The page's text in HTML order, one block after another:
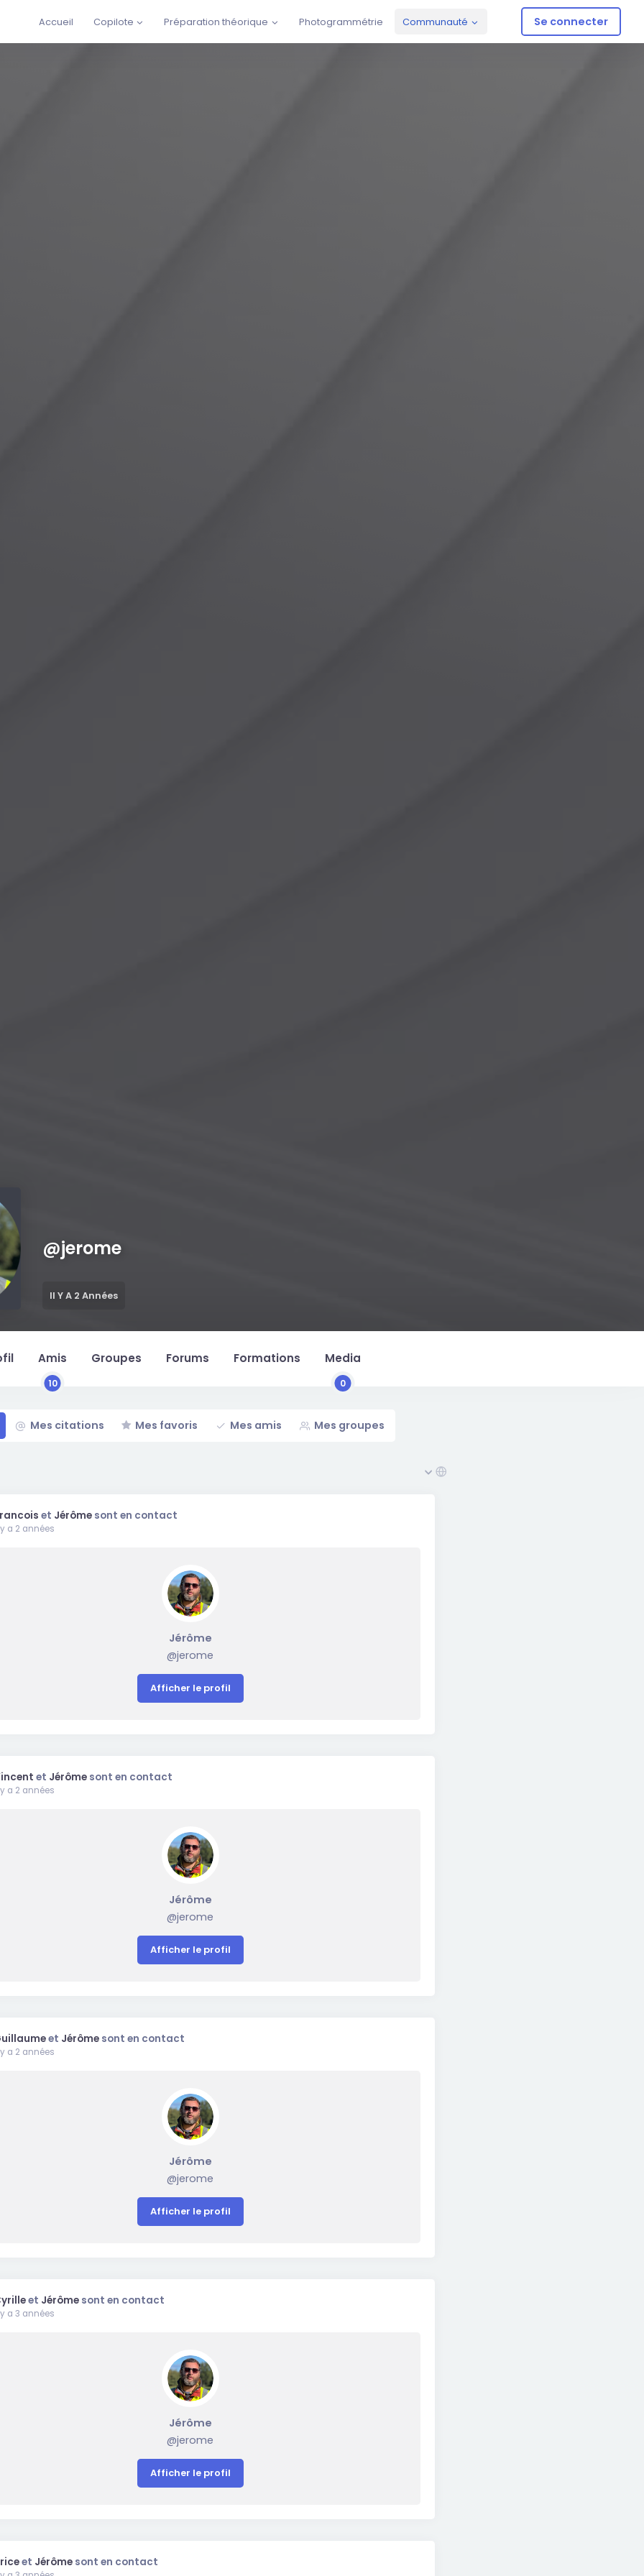
Accueil Copilote Préparation théorique Photogrammétrie Communauté Se connecter
@jerome
Il Y A 2 Années
Amis
10
Groupes Forums Formations Media
0
Mes citations Mes favoris Mes amis Mes groupes
Afficher par activité:
et Jérôme sont en contact
a 2 années
Jérôme
@jerome
Afficher le profil
et Jérôme sont en contact
a 2 années
Jérôme
@jerome
Afficher le profil
et Jérôme sont en contact
a 2 années
Jérôme
@jerome
Afficher le profil
et Jérôme sont en contact
a 3 années
Jérôme
@jerome
Afficher le profil
et Jérôme sont en contact